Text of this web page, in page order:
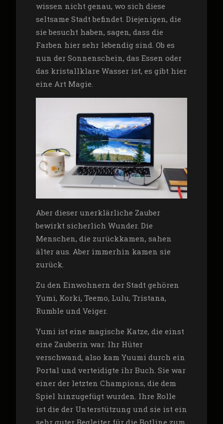
wissen nicht genau, wo sich diese
seltsame Stadt befindet. Diejenigen, die
sie besucht haben, sagen, dass die
Farben hier sehr lebendig sind. Ob es
nun der Sonnenschein, das Essen oder
das kristallklare Wasser ist, es gibt hier
eine Art Magie.
Aber dieser unerklärliche Zauber
bewirkt sicherlich Wunder. Die
Menschen, die zurückkamen, sahen
älter aus. Aber immerhin kamen sie
zurück.
Zu den Einwohnern der Stadt gehören
Yumi, Korki, Teemo, Lulu, Tristana,
Rumble und Veiger.
Yumi ist eine magische Katze, die einst
eine Zauberin war. Ihr Hüter
verschwand, also kam Yuumi durch ein
Portal und verteidigte ihr Buch. Sie war
einer der letzten Champions, die dem
Spiel hinzugefügt wurden. Ihre Rolle
ist die der Unterstützung und sie ist ein
sehr guter Begleiter für die Botline zum